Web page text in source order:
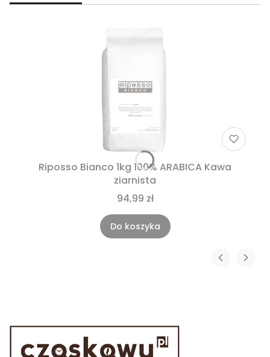
Riposso Bianco 1kg 100% ARABICA Kawa
ziarnista
94,99 zł
Do koszyka